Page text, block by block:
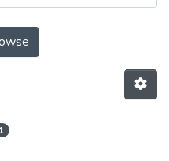
(філософські
1